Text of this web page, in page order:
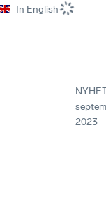
In English
2023